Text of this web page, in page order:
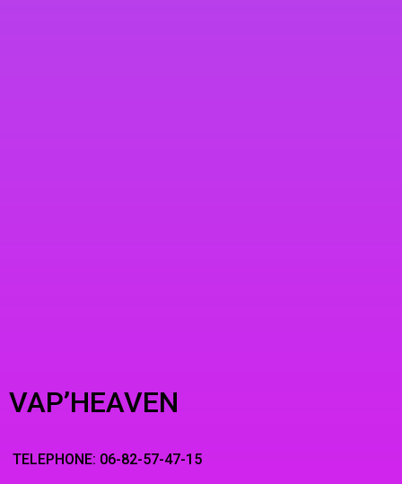
VAP’HEAVEN
TELEPHONE: 06-82-57-47-15